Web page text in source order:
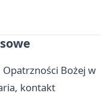
Bożej w
kontakt